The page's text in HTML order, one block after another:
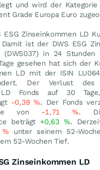
und wird der Kategorie
Grade Europa Euro
Zinseinkommen LD
ist der DWS ESG
in 24 Stunden
gesehen hat sich der
LD mit der ISIN
Der Verlust des
LD Fonds auf 30
-0,39%. Der Fonds
von -1,71%.
beträgt +0,63 %.
% unter seinem 52-
52-Wochen Tief.
Zinseinkommen LD